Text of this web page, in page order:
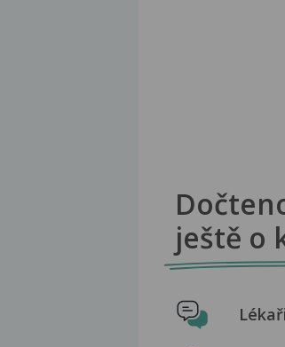
ještě o